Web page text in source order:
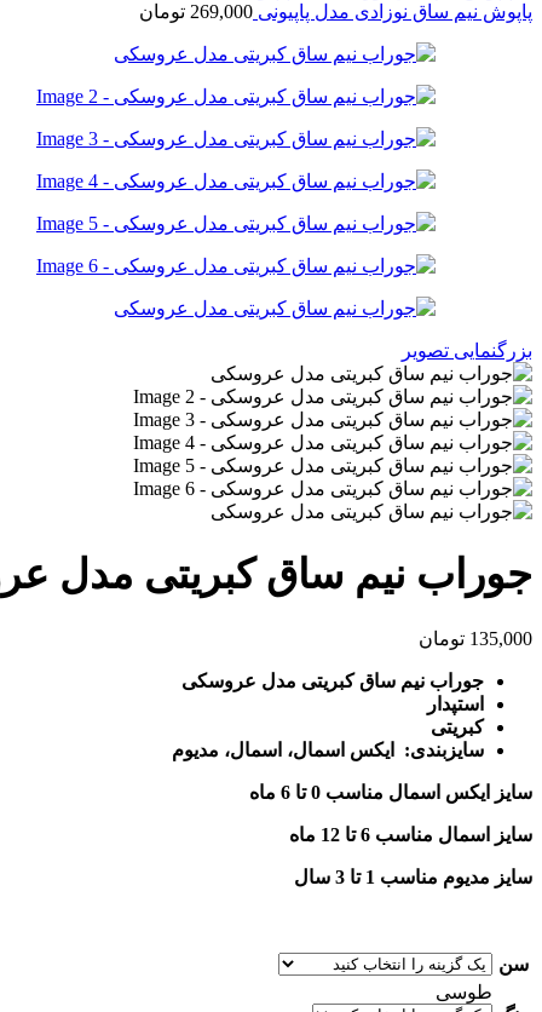
پاپوش نیم ساق نوزادی مدل پاپیونی 269,000 تومان
بزرگنمایی تصویر
جوراب نیم ساق کبریتی مدل
135,000 تومان
جوراب نیم ساق کبریتی مدل عروسکی
استپدار
کبریتی
سایزبندی: ایکس اسمال، اسمال، مدیوم
سایز ایکس اسمال مناسب 0 تا 6 ماه
سایز اسمال مناسب 6 تا 12 ماه
سایز مدیوم مناسب 1 تا 3 سال
سن
طوسی